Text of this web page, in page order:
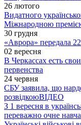
26 лютого
Видатного
Міжнародною
30 грудня
«Аврора» передала
02 вересня
В Черкассах есть
первенства
24 червня
СБУ заявила, що
розвідкоюВІДЕО
З 1 вересня в
переважно очне